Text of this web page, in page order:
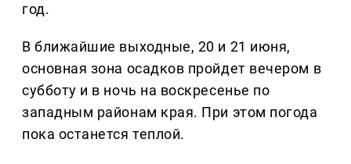
год.
В ближайшие выходные, 20 и 21 июня,
основная зона осадков пройдет вечером в
субботу и в ночь на воскресенье по
западным районам края. При этом погода
пока останется теплой.